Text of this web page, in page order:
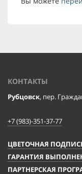
КОНТАКТЫ
Рубцовск, пер.
+7 (983)-351-37-77
ЦВЕТОЧНАЯ
ГАРАНТИЯ
ПАРТНЕРСКАЯ